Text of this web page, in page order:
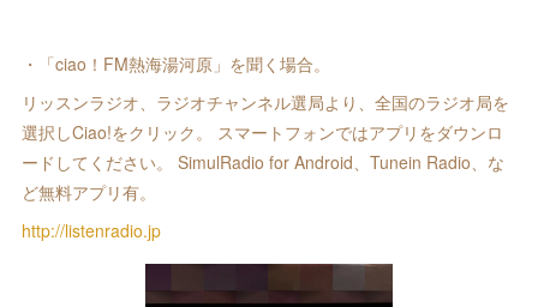
・「ciao！FM熱海湯河原」を聞く場合。
リッスンラジオ、ラジオチャンネル選局より、全国のラジオ局を
選択しCiao!をクリック。 スマートフォンではアプリをダウンロ
ードしてください。 SimulRadio for Android、Tunein Radio、な
ど無料アプリ有。 ‪
http://listenradio.jp